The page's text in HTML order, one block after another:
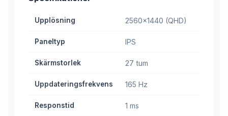
Upplösning 2560x1440 (QHD)
Paneltyp IPS
Skärmstorlek 27 tum
Uppdateringsfrekvens 165 Hz
Responstid 1 ms